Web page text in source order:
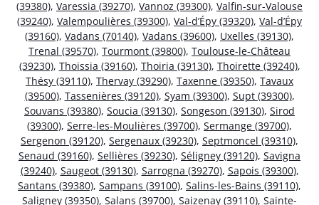
(39380), Varessia (39270), Vannoz (39300), Valfin-sur-Valouse
(39240), Valempoulières (39300), Val-d’Épy (39320), Val-d’Épy
(39160), Vadans (70140), Vadans (39600), Uxelles (39130),
Trenal (39570), Tourmont (39800), Toulouse-le-Château
(39230), Thoissia (39160), Thoiria (39130), Thoirette (39240),
Thésy (39110), Thervay (39290), Taxenne (39350), Tavaux
(39500), Tassenières (39120), Syam (39300), Supt (39300),
Souvans (39380), Soucia (39130), Songeson (39130), Sirod
(39300), Serre-les-Moulières (39700), Sermange (39700),
Sergenon (39120), Sergenaux (39230), Septmoncel (39310),
Senaud (39160), Sellières (39230), Séligney (39120), Savigna
(39240), Saugeot (39130), Sarrogna (39270), Sapois (39300),
Santans (39380), Sampans (39100), Salins-les-Bains (39110),
Saligney (39350), Salans (39700), Saizenay (39110), Sainte-